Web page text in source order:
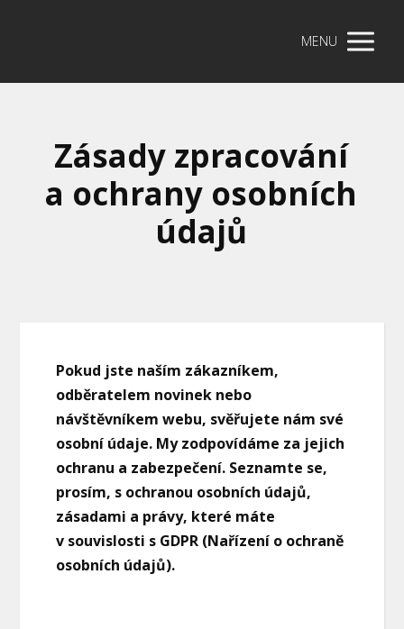
MENU
Zásady zpracování
a ochrany osobních
údajů
Pokud jste naším zákazníkem,
odběratelem novinek nebo
návštěvníkem webu, svěřujete nám své
osobní údaje. My zodpovídáme za jejich
ochranu a zabezpečení. Seznamte se,
prosím, s ochranou osobních údajů,
zásadami a právy, které máte
v souvislosti s GDPR (Nařízení o ochraně
osobních údajů).